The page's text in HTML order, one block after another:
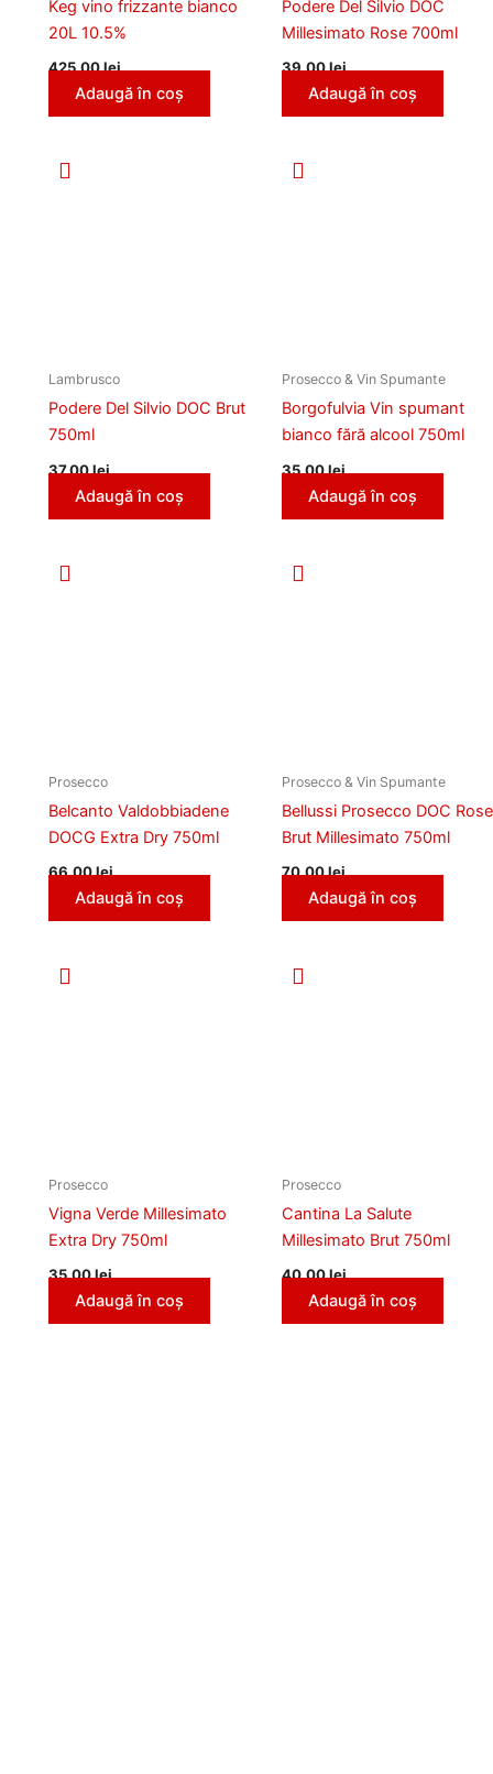
Keg vino frizzante bianco
20L 10.5%
425,00lei
Adaugă în coș
Podere Del Silvio DOC
Millesimato Rose 700ml
39,00lei
Adaugă în coș
Lambrusco
Podere Del Silvio DOC Brut
750ml
37,00lei
Adaugă în coș
Prosecco & Vin Spumante
Borgofulvia Vin spumant
bianco fără alcool 750ml
35,00lei
Adaugă în coș
Prosecco
Belcanto Valdobbiadene
DOCG Extra Dry 750ml
66,00lei
Adaugă în coș
Prosecco & Vin Spumante
Bellussi Prosecco DOC Rose
Brut Millesimato 750ml
70,00lei
Adaugă în coș
Prosecco
Vigna Verde Millesimato
Extra Dry 750ml
35,00lei
Adaugă în coș
Prosecco
Cantina La Salute
Millesimato Brut 750ml
40,00lei
Adaugă în coș